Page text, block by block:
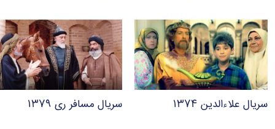
سریال علاءالدین ۱۳۷۴ سریال مسافر ری ۱۳۷۹